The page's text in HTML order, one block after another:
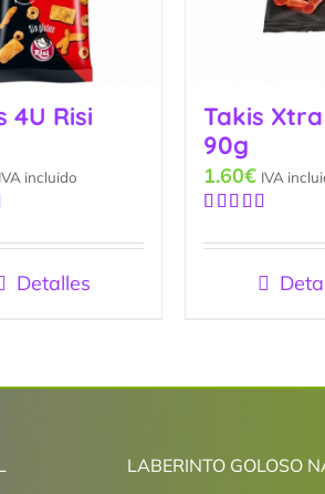
4U Risi
de
IVA incluido
Detalles
Takis
90g
con5.00de
1.60€ IVA
LABERINTO GOLOSO